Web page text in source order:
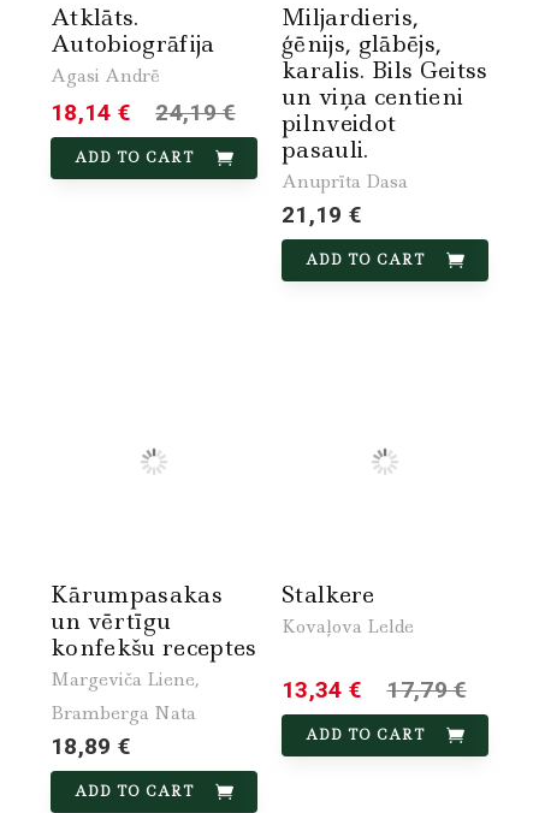
Atklāts.
Autobiogrāfija
Agasi Andrē
18,14 € 24,19 €
ADD TO CART
Miljardieris,
ģēnijs, glābējs,
karalis. Bils Geitss
un viņa centieni
pilnveidot
pasauli.
Anuprīta Dasa
21,19 €
ADD TO CART
Kārumpasakas
un vērtīgu
konfekšu receptes
Margeviča Liene,
Bramberga Nata
18,89 €
ADD TO CART
Stalkere
Kovaļova Lelde
13,34 € 17,79 €
ADD TO CART